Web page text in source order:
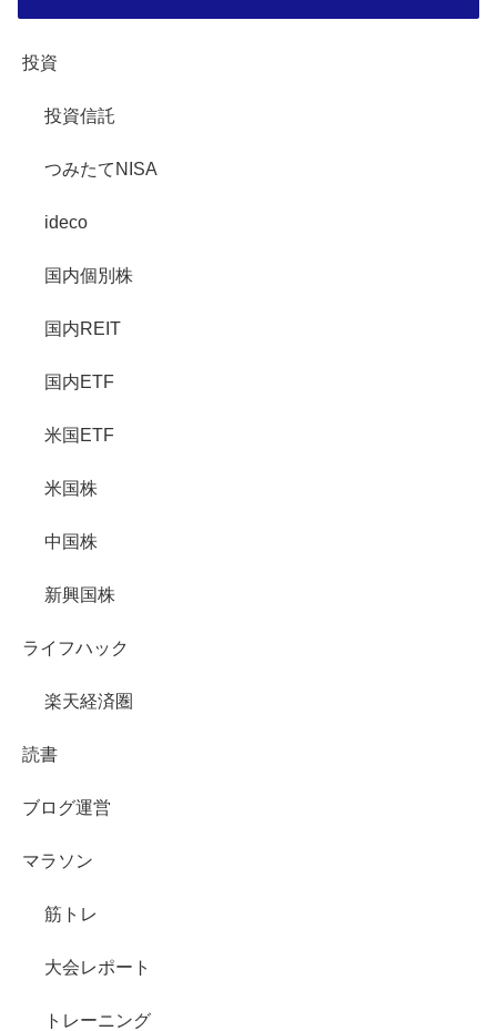
投資
投資信託
つみたてNISA
ideco
国内個別株
国内REIT
国内ETF
米国ETF
米国株
中国株
新興国株
ライフハック
楽天経済圏
読書
ブログ運営
マラソン
筋トレ
大会レポート
トレーニング